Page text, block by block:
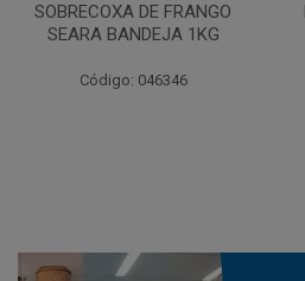
SOBRECOXA DE FRANGO
SEARA BANDEJA 1KG
Código: 046346